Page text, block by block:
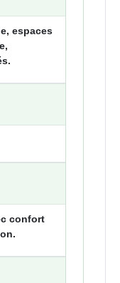
espaces
confort